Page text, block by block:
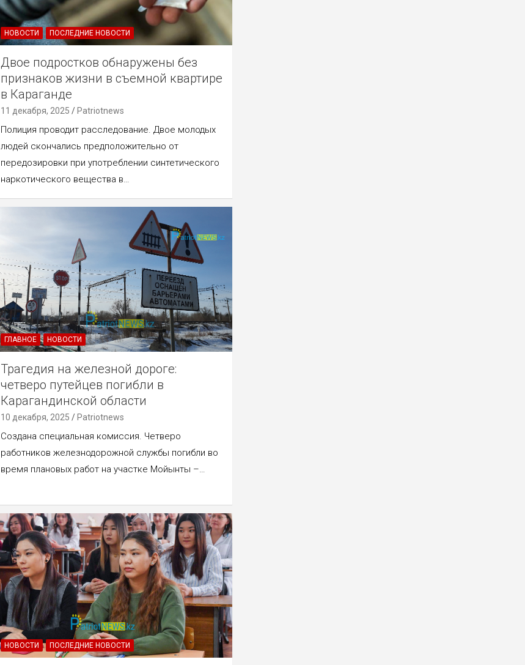
НОВОСТИ ПОСЛЕДНИЕ НОВОСТИ
Двое подростков обнаружены без
признаков жизни в съемной квартире
в Караганде
11 декабря, 2025 Patriotnews
Полиция проводит расследование. Двое молодых
людей скончались предположительно от
передозировки при употреблении синтетического
наркотического вещества в…
ГЛАВНОЕ НОВОСТИ
Трагедия на железной дороге:
четверо путейцев погибли в
Карагандинской области
10 декабря, 2025 Patriotnews
Создана специальная комиссия. Четверо
работников железнодорожной службы погибли во
время плановых работ на участке Мойынты –…
НОВОСТИ ПОСЛЕДНИЕ НОВОСТИ